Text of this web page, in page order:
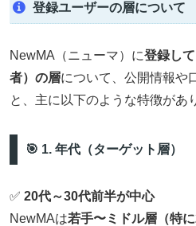
登録ユーザーの層について
NewMA（ニューマ）に登録し
者）の層について、公開情報や
と、主に以下のような特徴があ
🎯 1. 年代（ターゲット層）
✅ 20代～30代前半が中心
NewMAは若手〜ミドル層（特